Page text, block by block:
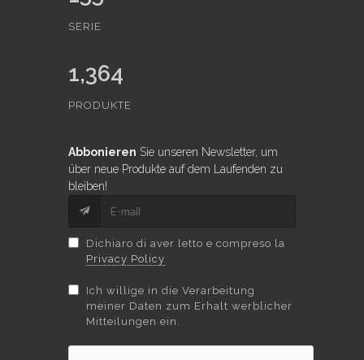
SERIE
1,364
PRODUKTE
Abbonieren Sie unseren Newsletter, um
über neue Produkte auf dem Laufenden zu
bleiben!
Dichiaro di aver letto e compreso la
Privacy Policy
Ich willige in die Verarbeitung
meiner Daten zum Erhalt werblicher
Mitteilungen ein.